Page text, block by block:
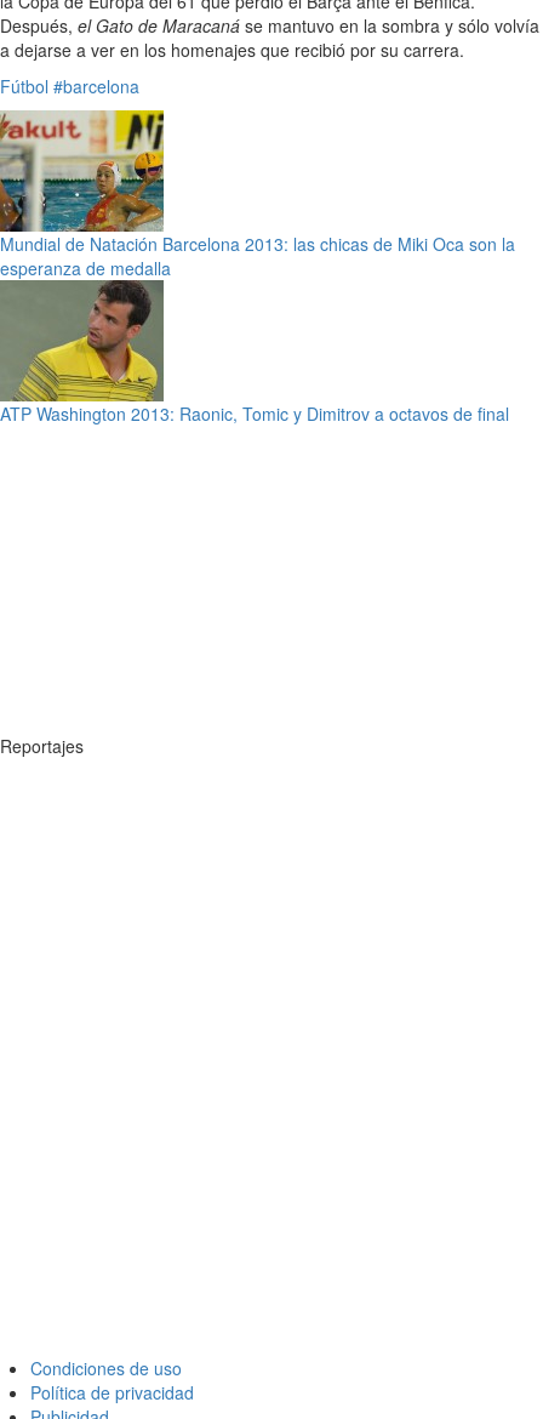
Después, el Gato de Maracaná se mantuvo en la sombra y sólo volvía
a dejarse a ver en los homenajes que recibió por su carrera.
Fútbol #barcelona
Mundial de Natación Barcelona 2013: las chicas de Miki Oca son la
esperanza de medalla
ATP Washington 2013: Raonic, Tomic y Dimitrov a octavos de final
Reportajes
Condiciones de uso
Política de privacidad